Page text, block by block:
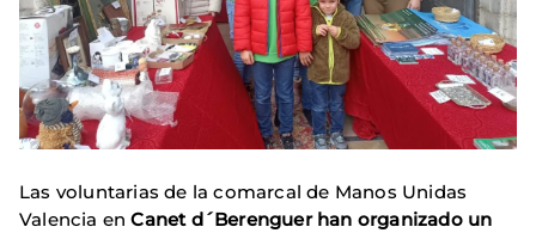
Las voluntarias de la comarcal de Manos Unidas
Valencia en Canet d´Berenguer han organizado un